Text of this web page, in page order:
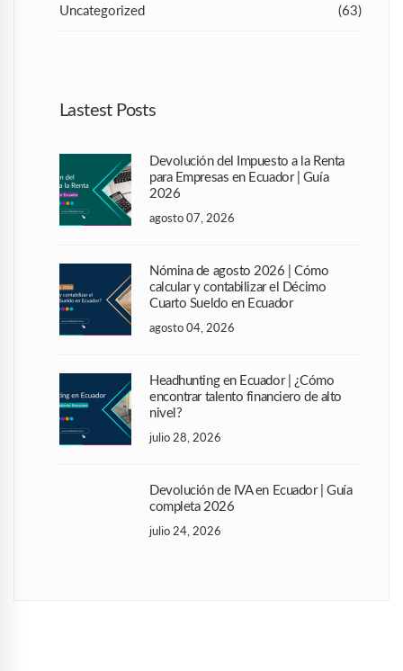
Uncategorized (63)
Lastest Posts
Devolución del Impuesto a la Renta
para Empresas en Ecuador | Guía
2026
agosto 07, 2026
Nómina de agosto 2026 | Cómo
calcular y contabilizar el Décimo
Cuarto Sueldo en Ecuador
agosto 04, 2026
Headhunting en Ecuador | ¿Cómo
encontrar talento financiero de alto
nivel?
julio 28, 2026
Devolución de IVA en Ecuador | Guía
completa 2026
julio 24, 2026